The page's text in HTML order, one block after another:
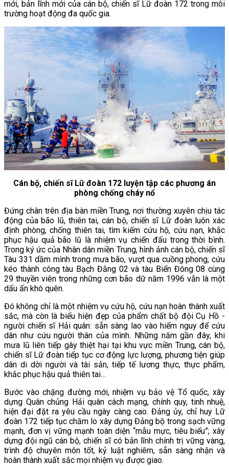
mới, bản lĩnh mới của cán bộ, chiến sĩ Lữ đoàn 172 trong môi
trường hoạt động đa quốc gia.
Cán bộ, chiến sĩ Lữ đoàn 172 luyện tập các phương án
phòng chống cháy nổ
Đứng chân trên địa bàn miền Trung, nơi thường xuyên chịu tác
động của bão lũ, thiên tai, cán bộ, chiến sĩ Lữ đoàn luôn xác
định phòng, chống thiên tai, tìm kiếm cứu hộ, cứu nạn, khắc
phục hậu quả bão lũ là nhiệm vụ chiến đấu trong thời bình.
Trong ký ức của Nhân dân miền Trung, hình ảnh cán bộ, chiến sĩ
Tàu 331 dầm mình trong mưa bão, vượt qua cuồng phong, cứu
kéo thành công tàu Bạch Đằng 02 và tàu Biển Đông 08 cùng
29 thuyền viên trong những cơn bão dữ năm 1996 vẫn là một
dấu ấn khó quên.
Đó không chỉ là một nhiệm vụ cứu hộ, cứu nạn hoàn thành xuất
sắc, mà còn là biểu hiện đẹp của phẩm chất bộ đội Cụ Hồ -
người chiến sĩ Hải quân: sẵn sàng lao vào hiểm nguy để cứu
dân như cứu người thân của mình. Những năm gần đây, khi
mưa lũ liên tiếp gây thiệt hại tại khu vực miền Trung, cán bộ,
chiến sĩ Lữ đoàn tiếp tục cơ động lực lượng, phương tiện giúp
dân di dời người và tài sản, tiếp tế lương thực, thực phẩm,
khắc phục hậu quả thiên tai…
Bước vào chặng đường mới, nhiệm vụ bảo vệ Tổ quốc, xây
dựng Quân chủng Hải quân cách mạng, chính quy, tinh nhuệ,
hiện đại đặt ra yêu cầu ngày càng cao. Đảng ủy, chỉ huy Lữ
đoàn 172 tiếp tục chăm lo xây dựng Đảng bộ trong sạch vững
mạnh, đơn vị vững mạnh toàn diện “mẫu mực, tiêu biểu”; xây
dựng đội ngũ cán bộ, chiến sĩ có bản lĩnh chính trị vững vàng,
trình độ chuyên môn tốt, kỷ luật nghiêm, sẵn sàng nhận và
hoàn thành xuất sắc mọi nhiệm vụ được giao.